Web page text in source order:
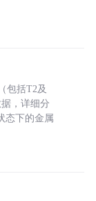
包括T2及
，详细分
态下的金属